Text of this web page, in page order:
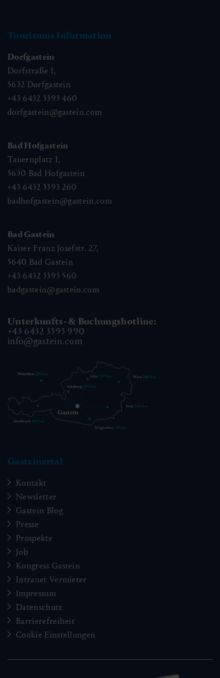
Tourismus Information
Dorfgastein
Dorfstraße 1,
5632 Dorfgastein
+43 6432 3393 460
dorfgastein@gastein.com
Bad Hofgastein
Tauernplatz 1,
5630 Bad Hofgastein
+43 6432 3393 260
badhofgastein@gastein.com
Bad Gastein
Kaiser Franz Josefstr. 27,
5640 Bad Gastein
+43 6432 3393 560
badgastein@gastein.com
Unterkunfts- & Buchungshotline:
+43 6432 3393 990
info@gastein.com
Gasteinertal
Kontakt
Newsletter
Gastein Blog
Presse
Prospekte
Job
Kongress Gastein
Intranet Vermieter
Impressum
Datenschutz
Barrierefreiheit
Cookie Einstellungen